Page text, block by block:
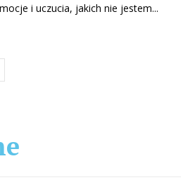
i uczucia, jakich nie jestem...